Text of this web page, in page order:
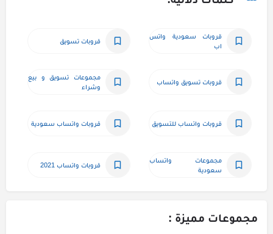
اب
قروبات تسويق
قروبات تسويق واتساب
وشراء
قروبات واتساب للتسويق قروبات واتساب سعودية
سعودية
قروبات واتساب 2021
مجموعات مميزة :